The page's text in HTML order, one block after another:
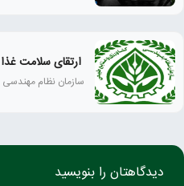
ارتقای سلامت
سازمان نظام مهندسی
دیدگاهتان را بنویسید